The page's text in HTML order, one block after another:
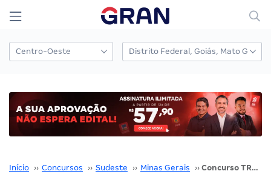
Início ›› Concursos ›› Sudeste ›› Minas Gerais ›› Concurso TRT 3ª Região (MG): Saiu resultado final das provas para técnicos e analistas!